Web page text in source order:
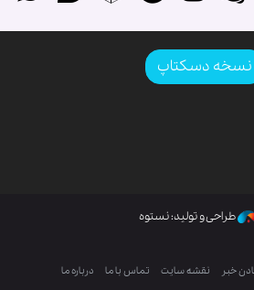
نسخه دسکتاپ
طراحی و تولید: نستوه
خبر نقشه سایت تماس با ما درباره ما